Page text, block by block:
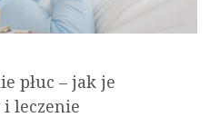
płuc – jak je
leczenie